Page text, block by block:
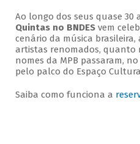
Ao longo dos seus quase 30
Quintas no BNDESvem
cenário da música
artistas renomados, quanto
nomes da MPB passaram,
pelo palco do Espaço
Saiba como funciona a